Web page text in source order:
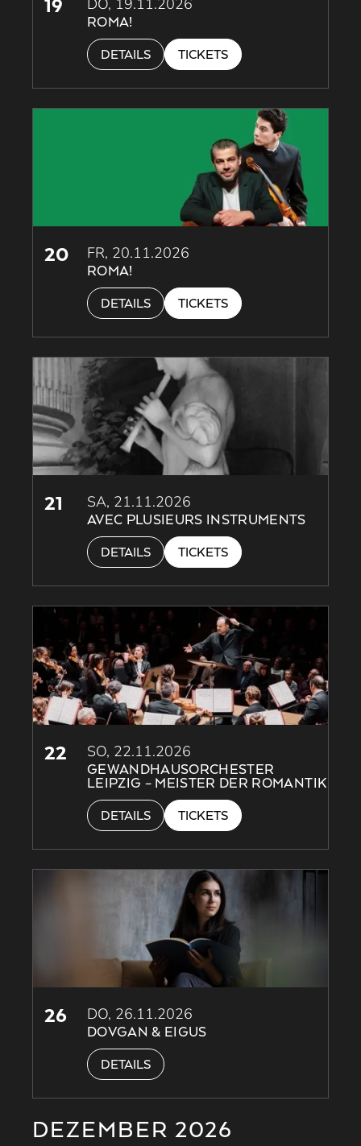
ROMA!
DETAILS TICKETS
20 FR, 20.11.2026
ROMA!
DETAILS TICKETS
21 SA, 21.11.2026
AVEC PLUSIEURS INSTRUMENTS
DETAILS TICKETS
22 SO, 22.11.2026
GEWANDHAUSORCHESTER
LEIPZIG – MEISTER DER ROMANTIK
DETAILS TICKETS
26 DO, 26.11.2026
DOVGAN & EIGUS
DETAILS
DEZEMBER 2026